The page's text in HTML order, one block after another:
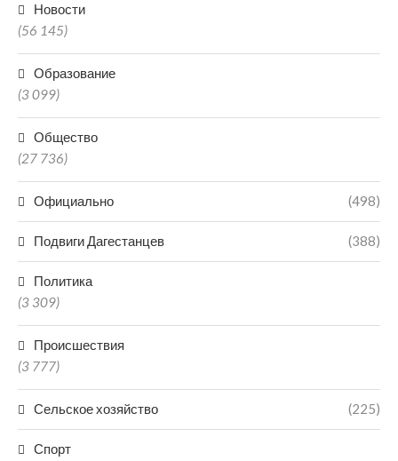
Новости
(56 145)
Образование
(3 099)
Общество
(27 736)
Официально (498)
Подвиги Дагестанцев (388)
Политика
(3 309)
Происшествия
(3 777)
Сельское хозяйство (225)
Спорт